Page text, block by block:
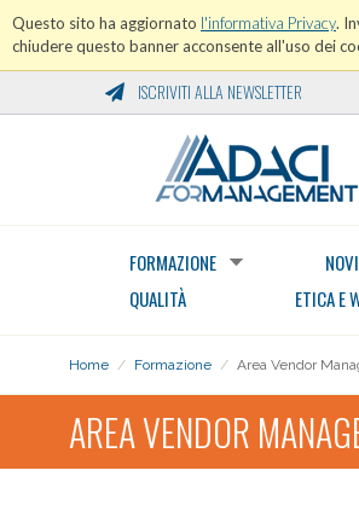
Questo sito ha aggiornato l'informativa Privacy.
chiudere questo banner acconsente all'uso dei
ISCRIVITI ALLA NEWSLETTER
FORMAZIONE
QUALITÀ
ETICA E
Home / Formazione / Area Vendor
AREA VENDOR